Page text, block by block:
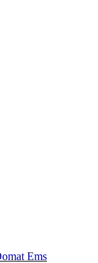
Ems